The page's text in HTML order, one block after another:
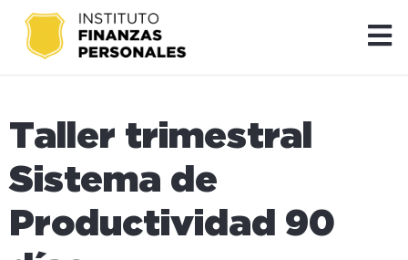
Taller trimestral
Sistema de
Productividad 90